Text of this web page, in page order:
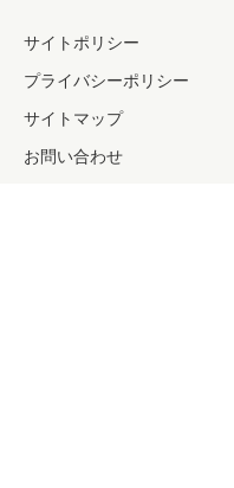
サイトポリシー
プライバシーポリシー
サイトマップ
お問い合わせ